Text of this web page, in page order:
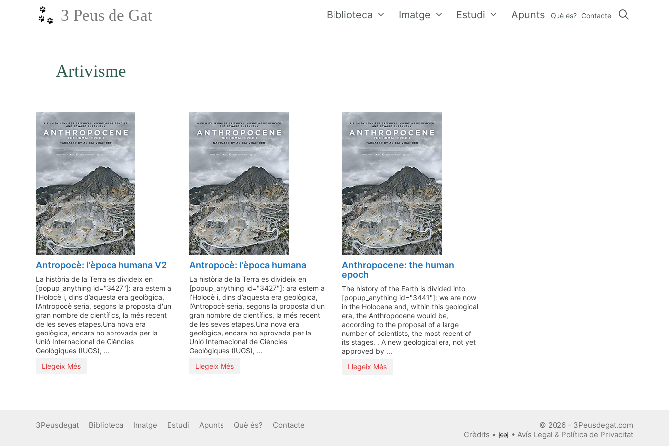
3 Peus de Gat Biblioteca Imatge Estudi Apunts Què és? Contacte
Artivisme
Antropocè: l’època humana V2
La història de la Terra es divideix en
[popup_anything id="3427"]: ara estem a
l’Holocè i, dins d’aquesta era geològica,
l’Antropocè seria, segons la proposta d'un
gran nombre de científics, la més recent
de les seves etapes.Una nova era
geològica, encara no aprovada per la
Unió Internacional de Ciències
Geològiques (IUGS), ...
Llegeix Més
Antropocè: l’època humana
La història de la Terra es divideix en
[popup_anything id="3427"]: ara estem a
l’Holocè i, dins d’aquesta era geològica,
l’Antropocè seria, segons la proposta d'un
gran nombre de científics, la més recent
de les seves etapes.Una nova era
geològica, encara no aprovada per la
Unió Internacional de Ciències
Geològiques (IUGS), ...
Llegeix Més
Anthropocene: the human
epoch
The history of the Earth is divided into
[popup_anything id="3441"]: we are now
in the Holocene and, within this geological
era, the Anthropocene would be,
according to the proposal of a large
number of scientists, the most recent of
its stages. . A new geological era, not yet
approved by ...
Llegeix Més
3Peusdegat Biblioteca Imatge Estudi Apunts Què és? Contacte
© 2026 - 3Peusdegat.com
Crèdits • • Avís Legal & Política de Privacitat